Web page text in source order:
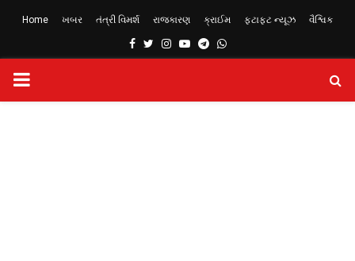
Home ખબર તંત્રી વિમર્શ રાજકારણ ક્રાઈમ ફટાફટ ન્યૂઝ વૈશ્વિક
Facebook
TwitterInstagram
YoutubeTelegram
Whatsapp
PRIMARY